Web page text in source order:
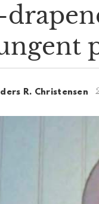
R. Christensen